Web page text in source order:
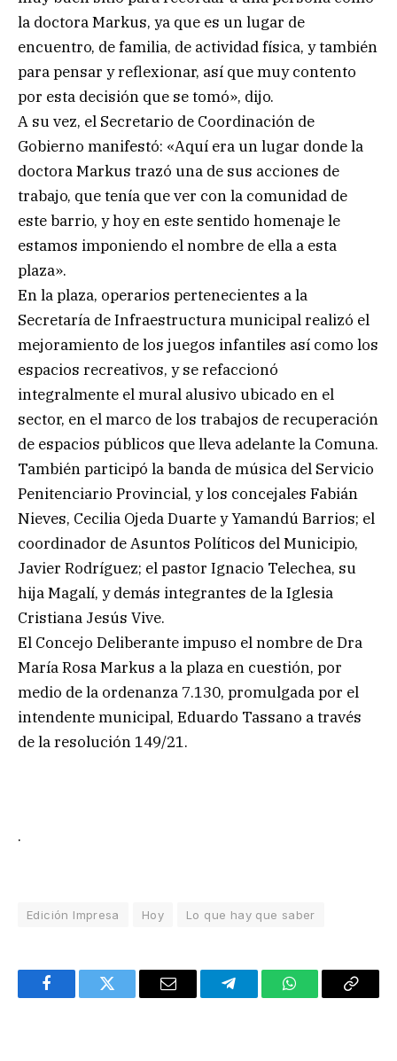
la doctora Markus, ya que es un lugar de
encuentro, de familia, de actividad física, y también
para pensar y reflexionar, así que muy contento
por esta decisión que se tomó», dijo.
A su vez, el Secretario de Coordinación de
Gobierno manifestó: «Aquí era un lugar donde la
doctora Markus trazó una de sus acciones de
trabajo, que tenía que ver con la comunidad de
este barrio, y hoy en este sentido homenaje le
estamos imponiendo el nombre de ella a esta
plaza».
En la plaza, operarios pertenecientes a la
Secretaría de Infraestructura municipal realizó el
mejoramiento de los juegos infantiles así como los
espacios recreativos, y se refaccionó
integralmente el mural alusivo ubicado en el
sector, en el marco de los trabajos de recuperación
de espacios públicos que lleva adelante la Comuna.
También participó la banda de música del Servicio
Penitenciario Provincial, y los concejales Fabián
Nieves, Cecilia Ojeda Duarte y Yamandú Barrios; el
coordinador de Asuntos Políticos del Municipio,
Javier Rodríguez; el pastor Ignacio Telechea, su
hija Magalí, y demás integrantes de la Iglesia
Cristiana Jesús Vive.
El Concejo Deliberante impuso el nombre de Dra
María Rosa Markus a la plaza en cuestión, por
medio de la ordenanza 7.130, promulgada por el
intendente municipal, Eduardo Tassano a través
de la resolución 149/21.
.
Edición Impresa Hoy Lo que hay que saber
FacebookTwitter Email TelegramWhatsAppCopy